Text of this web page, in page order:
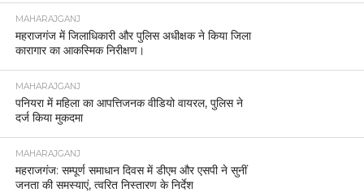
MAHARAJGANJ
महराजगंज में जिलाधिकारी और पुलिस अधीक्षक ने किया जिला
कारागार का आकस्मिक निरीक्षण।
MAHARAJGANJ
पनियरा में महिला का आपत्तिजनक वीडियो वायरल, पुलिस ने
दर्ज किया मुकदमा
MAHARAJGANJ
महराजगंज: सम्पूर्ण समाधान दिवस में डीएम और एसपी ने सुनीं
जनता की समस्याएं, त्वरित निस्तारण के निर्देश